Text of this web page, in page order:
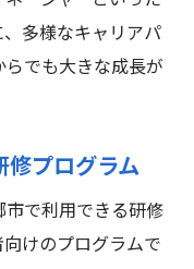
影響
収入源
実感
視野
多様なキャリアパ
でも大きな成長が
修プログラム
で利用できる研修
けのプログラムで